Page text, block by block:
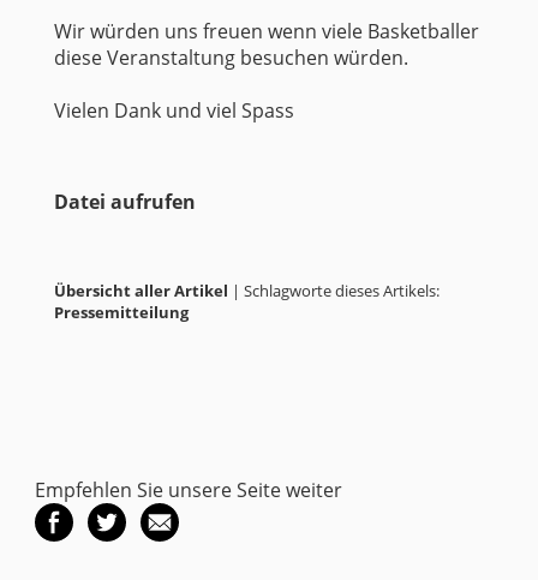
Wir würden uns freuen wenn viele Basketballer
diese Veranstaltung besuchen würden.
Vielen Dank und viel Spass
Datei aufrufen
Übersicht aller Artikel | Schlagworte dieses Artikels:
Pressemitteilung
Empfehlen Sie unsere Seite weiter